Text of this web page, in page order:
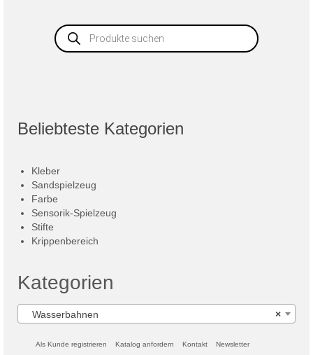
Products
search
Beliebteste Kategorien
Kleber
Sandspielzeug
Farbe
Sensorik-Spielzeug
Stifte
Krippenbereich
Kategorien
×
Wasserbahnen
Als Kunde registrieren Katalog anfordern Kontakt Newsletter